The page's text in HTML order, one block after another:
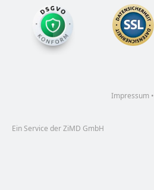
Impressum •
Ein Service der ZiMD GmbH